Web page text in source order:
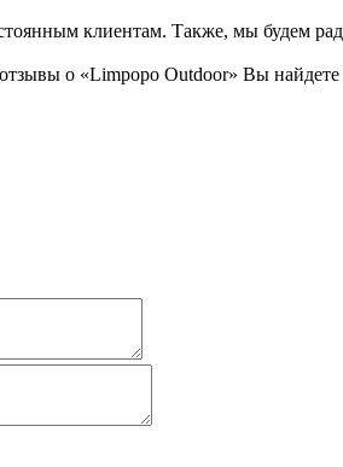
клиентам. Также, мы будем
о «Limpopo Outdoor» Вы найдете